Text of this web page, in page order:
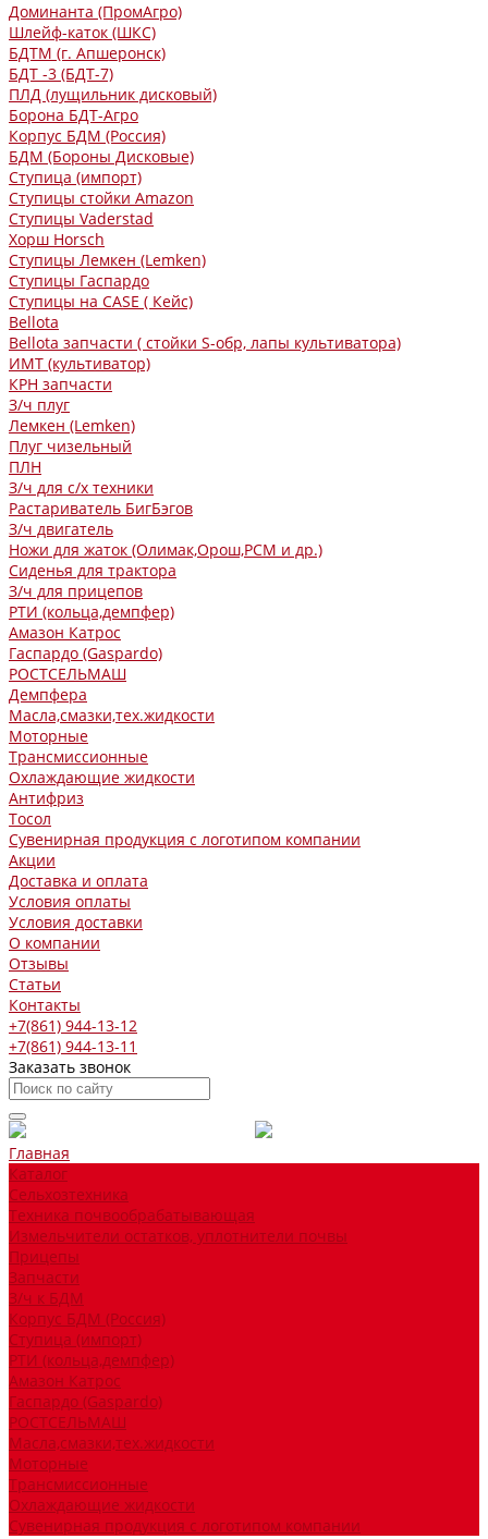
Доминанта (ПромАгро)
Шлейф-каток (ШКС)
БДТМ (г. Апшеронск)
БДТ -3 (БДТ-7)
ПЛД (лущильник дисковый)
Борона БДТ-Агро
Корпус БДМ (Россия)
БДМ (Бороны Дисковые)
Ступица (импорт)
Ступицы стойки Amazon
Ступицы Vaderstad
Хорш Horsch
Ступицы Лемкен (Lemken)
Ступицы Гаспардо
Ступицы на CASE ( Кейс)
Bellota
Bellota запчасти ( стойки S-обр, лапы культиватора)
ИМТ (культиватор)
КРН запчасти
З/ч плуг
Лемкен (Lemken)
Плуг чизельный
ПЛН
З/ч для с/х техники
Растариватель БигБэгов
З/ч двигатель
Ножи для жаток (Олимак,Орош,РСМ и др.)
Сиденья для трактора
З/ч для прицепов
РТИ (кольца,демпфер)
Амазон Катрос
Гаспардо (Gaspardo)
РОСТСЕЛЬМАШ
Демпфера
Масла,смазки,тех.жидкости
Моторные
Трансмиссионные
Охлаждающие жидкости
Антифриз
Тосол
Сувенирная продукция с логотипом компании
Акции
Доставка и оплата
Условия оплаты
Условия доставки
О компании
Отзывы
Статьи
Контакты
+7(861) 944-13-12
+7(861) 944-13-11
Заказать звонок
Главная
Каталог
Сельхозтехника
Техника почвообрабатывающая
Измельчители остатков, уплотнители почвы
Прицепы
Запчасти
З/ч к БДМ
Корпус БДМ (Россия)
Ступица (импорт)
РТИ (кольца,демпфер)
Амазон Катрос
Гаспардо (Gaspardo)
РОСТСЕЛЬМАШ
Масла,смазки,тех.жидкости
Моторные
Трансмиссионные
Охлаждающие жидкости
Сувенирная продукция с логотипом компании